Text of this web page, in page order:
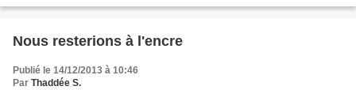
Nous resterions à l'encre
Publié le 14/12/2013 à 10:46
Par Thaddée S.